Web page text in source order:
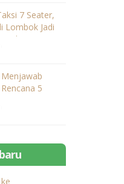
7 Seater,
Lombok Jadi
dengan
5